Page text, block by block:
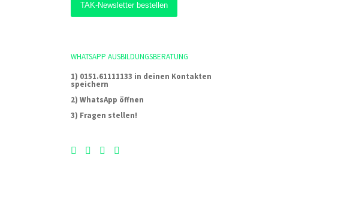
WHATSAPP AUSBILDUNGSBERATUNG
1) 0151.61111133 in deinen Kontakten
speichern
2) WhatsApp öffnen
3) Fragen stellen!